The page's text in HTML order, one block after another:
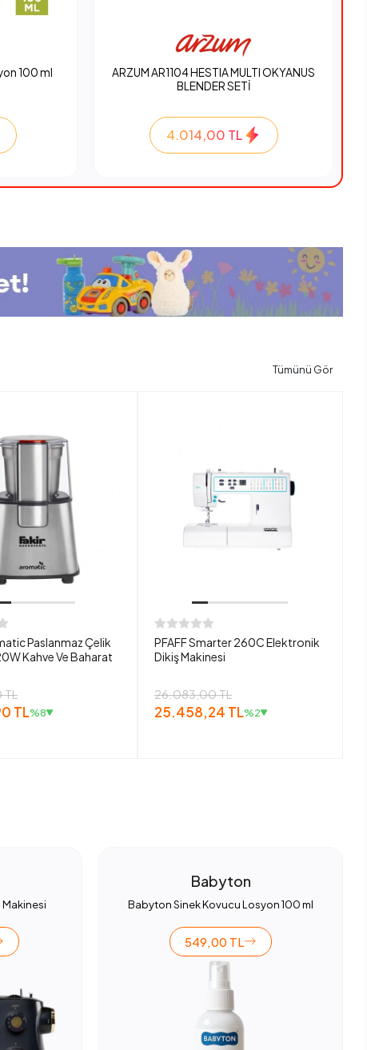
100 ml
ARZUM AR1104 HESTIA MULTI OKYANUS
BLENDER SETİ
4.014,00 TL
Tümünü Gör
Paslanmaz Çelik
Kahve Ve Baharat
TL%8
PFAFF Smarter 260C Elektronik
Dikiş Makinesi
26.083,00 TL
25.458,24 TL%2
Babyton
Babyton Sinek Kovucu Losyon 100 ml
549,00 TL